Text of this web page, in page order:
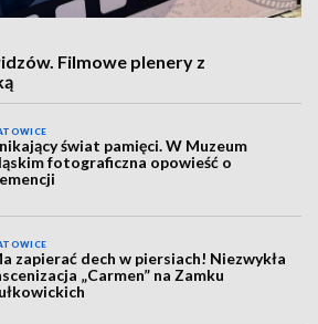
Filmowe plenery z
świat pamięci. W Muzeum
fotograficzna opowieść o
zapierać dech w piersiach! Niezwykła
„Carmen” na Zamku